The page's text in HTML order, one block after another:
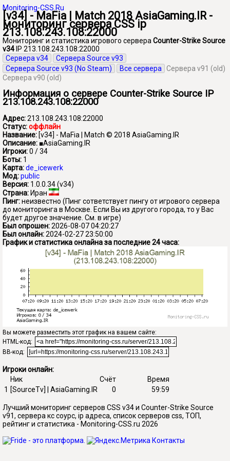
Monitoring-CSS.Ru
[v34] - MaFia | Match 2018 AsiaGaming.IR -
мониторинг сервера CSS ip
213.108.243.108:22000
Мониторинг и статистика игрового сервера Counter-Strike Source
v34 IP 213.108.243.108:22000
Сервера v34
Сервера Source v93
Сервера Source v93 (No Steam)
Все сервера
Сервера v91 (old)
Сервера v90 (old)
Информация о сервере Counter-Strike Source IP
213.108.243.108:22000
Адрес:213.108.243.108:22000
Статус:оффлайн
Название: [v34] - MaFia | Match © 2018 AsiaGaming.IR
Описание: ■AsiaGaming.IR
Игроки:0 / 34
Боты: 1
Карта:de_icewerk
Мод:public
Версия: 1.0.0.34 (v34)
Страна: Иран
Пинг:неизвестно (Пинг сответствует пингу от игрового сервера
до мониторинга в Москве. Если Вы из другого города, то у Вас
будет другое значение. См. в игре)
Был опрошен:2026-08-07 04:20:27
Был онлайн:2024-02-27 23:50:00
График и статистика онлайна за последние 24 часа:
Вы можете разместить этот график на вашем сайте:
HTML-код:
BB-код:
Игроки онлайн:
Ник
Счёт
Время
1 [SourceTv] | AsiaGaming.IR 0 59:59
Лучший мониторинг серверов CSS v34 и Counter-Strike Source
v91, сервера кс соурс, ip адреса, список серверов css, ТОП,
рейтинг и статистика - Monitoring-CSS.ru 2026
Контакты